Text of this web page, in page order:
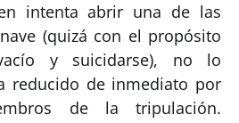
intenta abrir una de las
(quizá con el propósito
y suicidarse), no lo
reducido de inmediato por
de la tripulación.